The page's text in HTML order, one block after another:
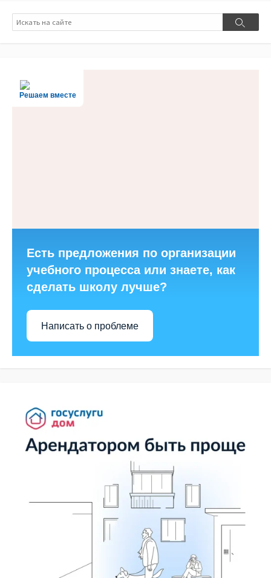
Поиск
Поиск
Решаем вместе
Есть предложения по организации
учебного процесса или знаете, как
сделать школу лучше?
Написать о проблеме